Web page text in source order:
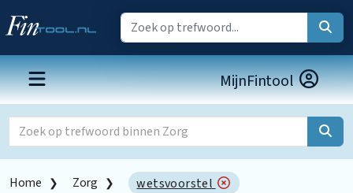
MijnFintool
Home Zorg
wetsvoorstel